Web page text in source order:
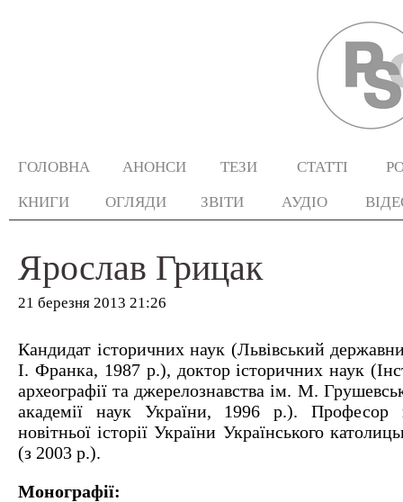
ГОЛОВНА АНОНСИ ТЕЗИ СТАТТІ
КНИГИ ОГЛЯДИ ЗВІТИ АУДІО
Ярослав Грицак
21 березня 2013 21:26
Кандидат історичних наук (Львівський
І. Франка, 1987 р.), доктор історичних наук
археографії та джерелознавства ім. М.
академії наук України, 1996 р.). Професор
новітньої історії України Українського
(з 2003 р.).
Монографії: